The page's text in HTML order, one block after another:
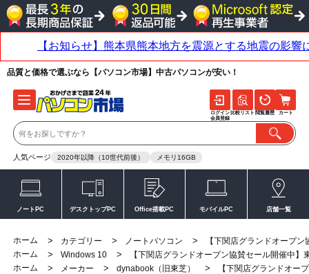
品質と価格で選ぶなら【パソコン市場】中古パソコンが安い！
人気ページ 2020年以降（10世代前後） メモリ16GB
ログイン
会員登録
比較リスト 閲覧履歴 カート
ノートPC デスクトップPC Office搭載PC モバイルPC 店舗一覧
ホーム > カテゴリー > ノートパソコン >
【下関店グランドオープ
ホーム
> Windows 10 >
【下関店グランドオープン協賛セール開催中
ホーム
> メーカー > dynabook（旧東芝） >
【下関店グランドオー